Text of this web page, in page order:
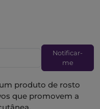
Notificar-
me
produto de rosto
que promovem a